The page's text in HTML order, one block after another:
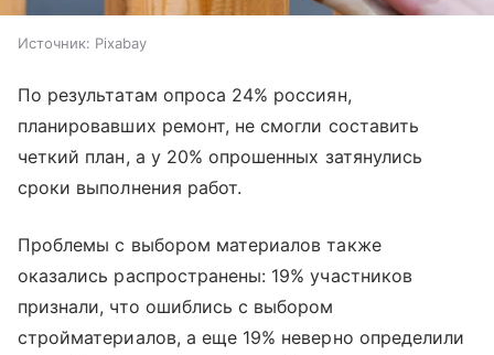
Источник: Pixabay
По результатам опроса 24% россиян,
планировавших ремонт, не смогли составить
четкий план, а у 20% опрошенных затянулись
сроки выполнения работ.
Проблемы с выбором материалов также
оказались распространены: 19% участников
признали, что ошиблись с выбором
стройматериалов, а еще 19% неверно определили